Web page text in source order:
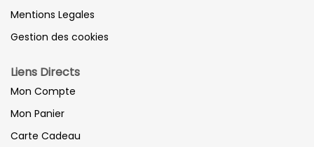
Drap housse :180x200
Très grand lit 2 personnes (200x200)
Housse de couette :
de la couette)
Drap housse :
Drap plat :280x300
Mentions Legales
Gestion des cookies
Liens Directs
Mon Compte
Mon Panier
Carte Cadeau